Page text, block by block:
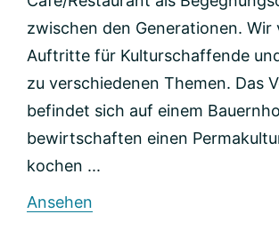
zwischen den Generationen. Wir
Auftritte für Kulturschaffende
zu verschiedenen Themen. Das
befindet sich auf einem
bewirtschaften einen
kochen ...
Ansehen